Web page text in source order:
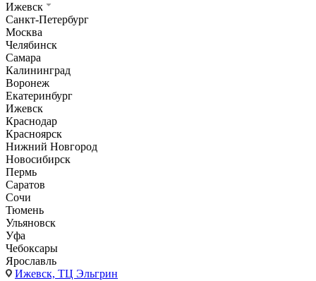
Ижевск
Санкт-Петербург
Москва
Челябинск
Самара
Калининград
Воронеж
Екатеринбург
Ижевск
Краснодар
Красноярск
Нижний Новгород
Новосибирск
Пермь
Саратов
Сочи
Тюмень
Ульяновск
Уфа
Чебоксары
Ярославль
Ижевск, ТЦ Эльгрин